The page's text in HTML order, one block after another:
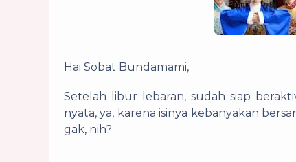
Hai Sobat Bundamami,
Setelah libur lebaran, sudah siap
nyata, ya, karena isinya kebanyakan
gak, nih?